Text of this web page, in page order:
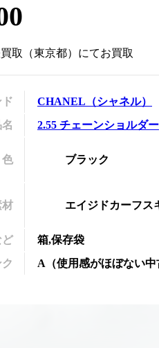
取 （東京都）にてお買取
CHANEL （シャネル）
2.55 チェーンショルダー
色 ブラック
材 エイジドカーフス
ど
箱,保存袋
A （使用感がほぼない中